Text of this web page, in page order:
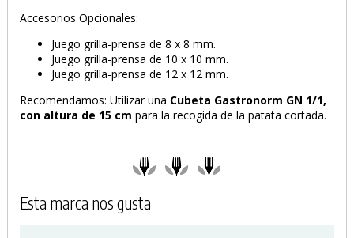
PRODUCTO AÑADIDO AL CARRITO
Accesorios Opcionales:
Juego grilla-prensa de 8 x 8 mm.
Juego grilla-prensa de 10 x 10 mm.
Juego grilla-prensa de 12 x 12 mm.
Recomendamos: Utilizar una Cubeta Gastronorm GN 1/1,
con altura de 15 cmpara la recogida de la patata cortada.
Esta marca nos gusta